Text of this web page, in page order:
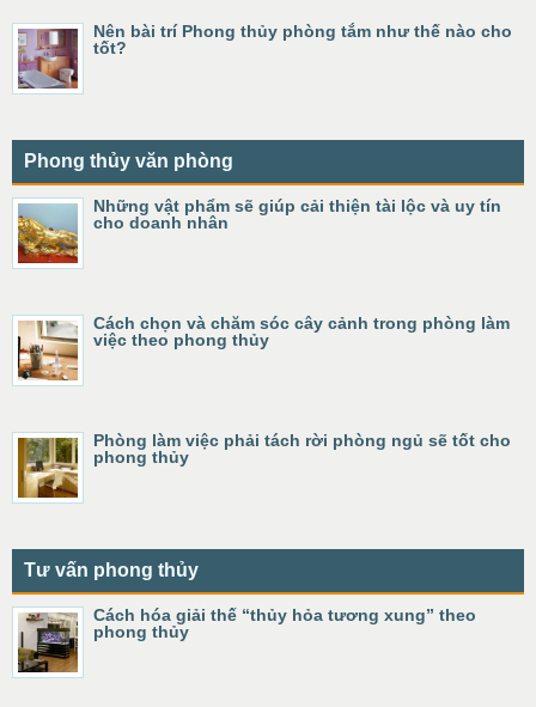
Nên bài trí Phong thủy phòng tắm như thế nào cho
tốt?
Phong thủy văn phòng
Những vật phẩm sẽ giúp cải thiện tài lộc và uy tín
cho doanh nhân
Cách chọn và chăm sóc cây cảnh trong phòng làm
việc theo phong thủy
Phòng làm việc phải tách rời phòng ngủ sẽ tốt cho
phong thủy
Tư vấn phong thủy
Cách hóa giải thế “thủy hỏa tương xung” theo
phong thủy